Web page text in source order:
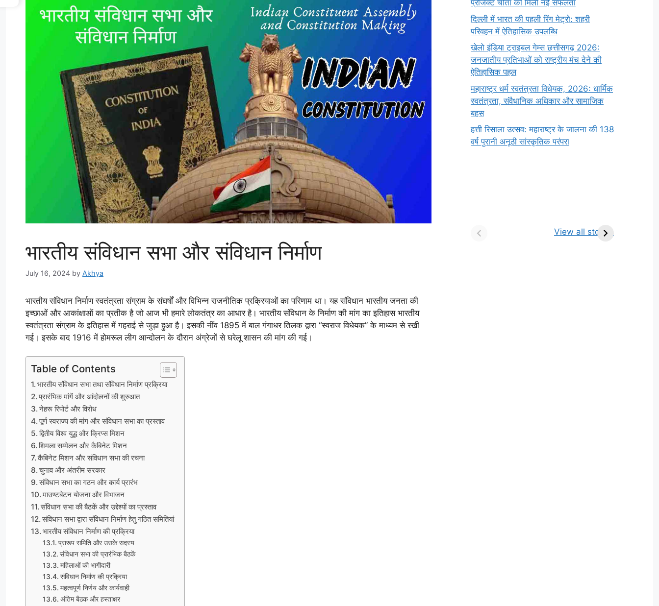
भारतीय संविधान सभा और संविधान निर्माण
July 16, 2024 by Akhya
भारतीय संविधान निर्माण स्वतंत्रता संग्राम के संघर्षों और विभिन्न राजनीतिक प्रक्रियाओं का परिणाम था। यह संविधान भारतीय जनता की
इच्छाओं और आकांक्षाओं का प्रतीक है जो आज भी हमारे लोकतंत्र का आधार है। भारतीय संविधान के निर्माण की मांग का इतिहास भारतीय
स्वतंत्रता संग्राम के इतिहास में गहराई से जुड़ा हुआ है। इसकी नींव 1895 में बाल गंगाधर तिलक द्वारा “स्वराज विधेयक” के माध्यम से रखी
गई। इसके बाद 1916 में होमरूल लीग आन्दोलन के दौरान अंग्रेजों से घरेलू शासन की मांग की गई।
Table of Contents
भारतीय संविधान सभा तथा संविधान निर्माण प्रक्रिया
प्रारंभिक मांगें और आंदोलनों की शुरुआत
नेहरू रिपोर्ट और विरोध
पूर्ण स्वराज्य की मांग और संविधान सभा का प्रस्ताव
द्वितीय विश्व युद्ध और क्रिप्स मिशन
शिमला सम्मेलन और कैबिनेट मिशन
कैबिनेट मिशन और संविधान सभा की रचना
चुनाव और अंतरीम सरकार
संविधान सभा का गठन और कार्य प्रारंभ
माउण्टबेटन योजना और विभाजन
संविधान सभा की बैठकें और उद्देश्यों का प्रस्ताव
संविधान सभा द्वारा संविधान निर्माण हेतु गठित समितियां
भारतीय संविधान निर्माण की प्रक्रिया
प्रारूप समिति और उसके सदस्य
संविधान सभा की प्रारंभिक बैठकें
महिलाओं की भागीदारी
संविधान निर्माण की प्रक्रिया
महत्वपूर्ण निर्णय और कार्यवाही
अंतिम बैठक और हस्ताक्षर
प्रोजेक्ट चीता को मिली नई सफलता
दिल्ली में भारत की पहली रिंग मेट्रो: शहरी
परिवहन में ऐतिहासिक उपलब्धि
खेलो इंडिया ट्राइबल गेम्स छत्तीसगढ़ 2026:
जनजातीय प्रतिभाओं को राष्ट्रीय मंच देने की
ऐतिहासिक पहल
महाराष्ट्र धर्म स्वतंत्रता विधेयक, 2026: धार्मिक
स्वतंत्रता, संवैधानिक अधिकार और सामाजिक
बहस
हत्ती रिसाला उत्सव: महाराष्ट्र के जालना की 138
वर्ष पुरानी अनूठी सांस्कृतिक परंपरा
View all stories
किसे कहते है? परिभाषा,
ज्योतिर्लिंग | नाम, स्थान एवं